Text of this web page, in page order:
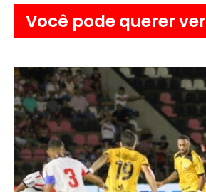
Você pode querer ver